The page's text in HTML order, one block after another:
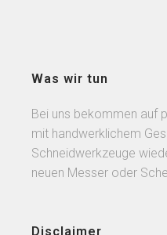
Was wir tun
Bei uns bekommen auf
mit handwerklichem
Schneidwerkzeuge
neuen Messer oder
Disclaimer